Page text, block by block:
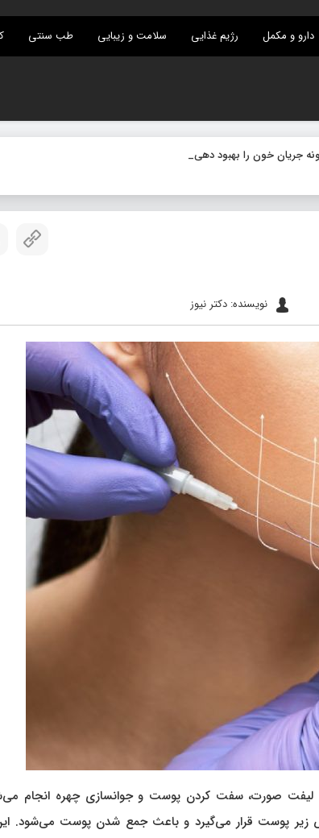
دارو و مکمل رژیم غذایی سلامت و زیبایی طب سنتی
نویسنده: دکتر نیوز
صورت، سفت کردن پوست و جوانسازی چهره انجام
پوست قرار می‌گیرد و باعث جمع شدن پوست می‌شود.